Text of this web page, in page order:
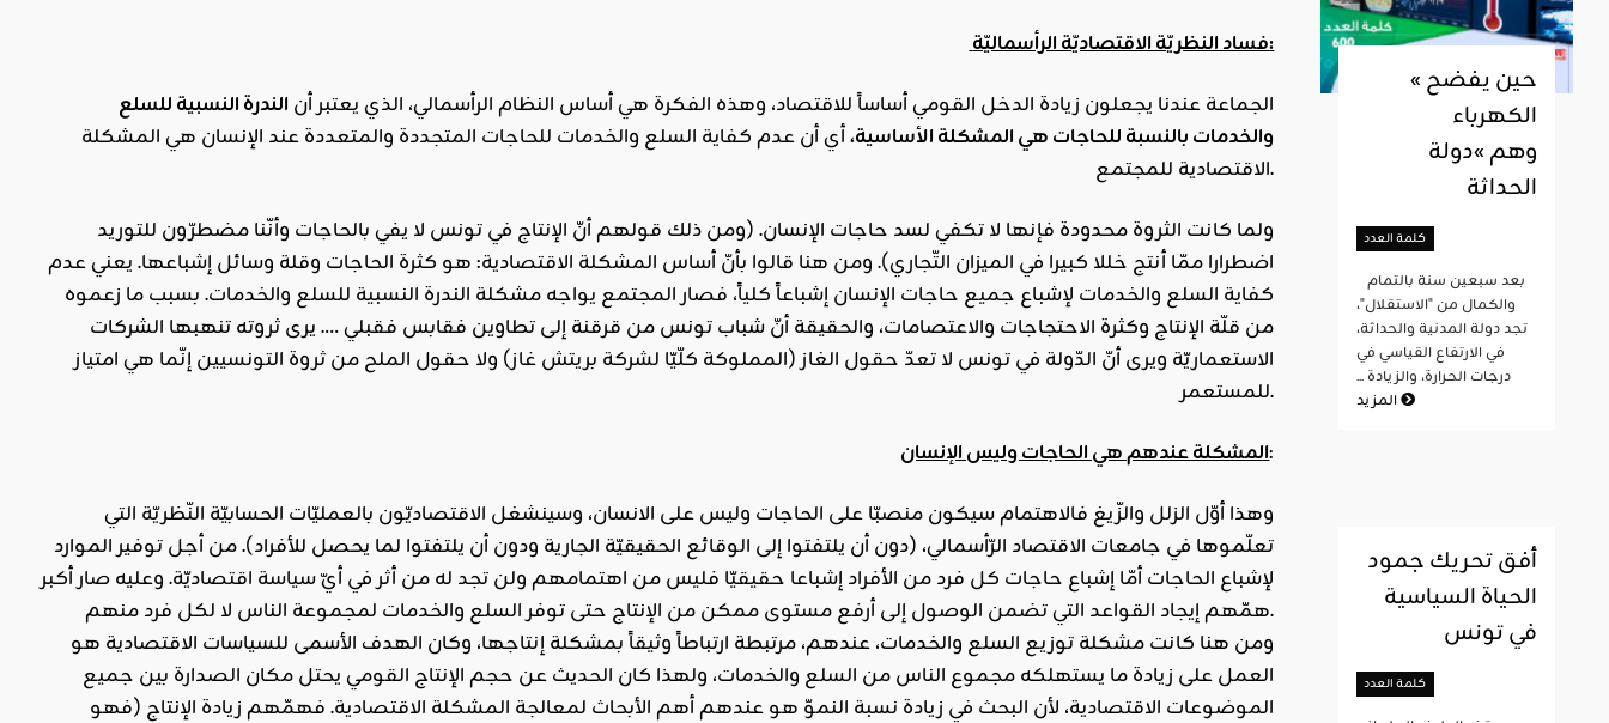
فساد النظريّة الاقتصاديّة الرأسماليّة:
الجماعة عندنا يجعلون زيادة الدخل القومي أساساً للاقتصاد، وهذه الفكرة هي أساس النظام الرأسمالي، الذي يعتبر أن الندرة النسبية للسلع
والخدمات بالنسبة للحاجات هي المشكلة الأساسية،أي أن عدم كفاية السلع والخدمات للحاجات المتجددة والمتعددة عند الإنسان هي المشكلة
الاقتصادية للمجتمع.
ولما كانت الثروة محدودة فإنها لا تكفي لسد حاجات الإنسان. (ومن ذلك قولهم أنّ الإنتاج في تونس لا يفي بالحاجات وأنّنا مضطرّون للتوريد
اضطرارا ممّا أنتج خللا كبيرا في الميزان التّجاري). ومن هنا قالوا بأنّ أساس المشكلة الاقتصادية: هو كثرة الحاجات وقلة وسائل إشباعها. يعني عدم
كفاية السلع والخدمات لإشباع جميع حاجات الإنسان إشباعاً كلياً، فصار المجتمع يواجه مشكلة الندرة النسبية للسلع والخدمات. بسبب ما زعموه
من قلّة الإنتاج وكثرة الاحتجاجات والاعتصامات، والحقيقة أنّ شباب تونس من قرقنة إلى تطاوين فقابس فقبلي …. يرى ثروته تنهبها الشركات
الاستعماريّة ويرى أنّ الدّولة في تونس لا تعدّ حقول الغاز (المملوكة كلّيّا لشركة بريتش غاز) ولا حقول الملح من ثروة التونسيين إنّما هي امتياز
للمستعمر.
المشكلة عندهم هي الحاجات وليس الإنسان:
وهذا أوّل الزلل والزّيغ فالاهتمام سيكون منصبّا على الحاجات وليس على الانسان، وسينشغل الاقتصاديّون بالعمليّات الحسابيّة النّظريّة التي
تعلّموها في جامعات الاقتصاد الرّأسمالي، (دون أن يلتفتوا إلى الوقائع الحقيقيّة الجارية ودون أن يلتفتوا لما يحصل للأفراد). من أجل توفير الموارد
لإشباع الحاجات أمّا إشباع حاجات كل فرد من الأفراد إشباعا حقيقيّا فليس من اهتمامهم ولن تجد له من أثر في أيّ سياسة اقتصاديّة. وعليه صار أكبر
همّهم إيجاد القواعد التي تضمن الوصول إلى أرفع مستوى ممكن من الإنتاج حتى توفر السلع والخدمات لمجموعة الناس لا لكل فرد منهم.
ومن هنا كانت مشكلة توزيع السلع والخدمات، عندهم، مرتبطة ارتباطاً وثيقاً بمشكلة إنتاجها، وكان الهدف الأسمى للسياسات الاقتصادية هو
العمل على زيادة ما يستهلكه مجموع الناس من السلع والخدمات، ولهذا كان الحديث عن حجم الإنتاج القومي يحتل مكان الصدارة بين جميع
الموضوعات الاقتصادية، لأن البحث في زيادة نسبة النموّ هو عندهم أهم الأبحاث لمعالجة المشكلة الاقتصادية. فهمّهم زيادة الإنتاج (فهو
« حين يفضح
الكهرباء
وهم »دولة
الحداثة
كلمة العدد
والكمال من "الاستقلال"،
تجد دولة المدنية والحداثة،
في الارتفاع القياسي في
درجات الحرارة، والزيادة ...
المزيد
أفق تحريك جمود
الحياة السياسية
في تونس
كلمة العدد